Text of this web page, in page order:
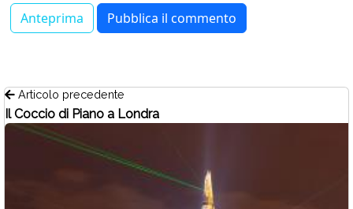
Articolo precedente
Il Coccio di Piano a Londra